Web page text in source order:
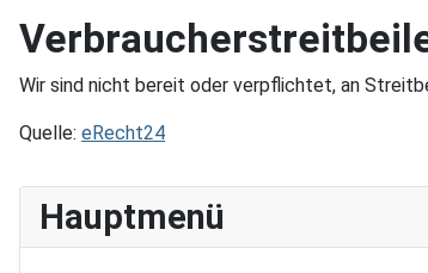
Wir sind nicht bereit oder verpflichtet, an
Quelle: eRecht24
Hauptmenü